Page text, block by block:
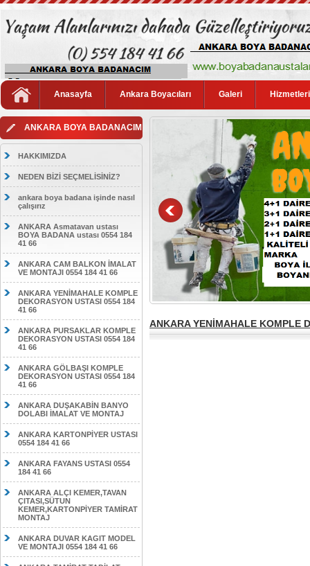
Anasayfa Ankara Boyacıları Galeri
ANKARA BOYA BADANACIM
HAKKIMIZDA
NEDEN BİZİ SEÇMELİSİNİZ?
ankara boya badana işinde nasıl
çalışırız
ANKARA Asmatavan ustası
BOYA BADANA ustası 0554 184
41 66
ANKARA CAM BALKON İMALAT
VE MONTAJI 0554 184 41 66
ANKARA YENİMAHALE KOMPLE
DEKORASYON USTASI 0554 184
41 66
ANKARA PURSAKLAR KOMPLE
DEKORASYON USTASI 0554 184
41 66
ANKARA GÖLBAŞI KOMPLE
DEKORASYON USTASI 0554 184
41 66
ANKARA DUŞAKABİN BANYO
DOLABI İMALAT VE MONTAJ
ANKARA KARTONPİYER USTASI
0554 184 41 66
ANKARA FAYANS USTASI 0554
184 41 66
ANKARA ALÇI KEMER,TAVAN
ÇITASI,SÜTUN
KEMER,KARTONPİYER TAMİRAT
MONTAJ
ANKARA DUVAR KAGIT MODEL
VE MONTAJI 0554 184 41 66
ANKARA YENİMAHALE KOMPLE